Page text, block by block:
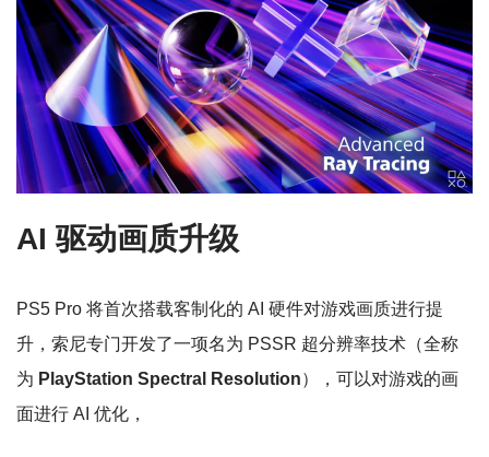
AI 驱动画质升级
PS5 Pro 将首次搭载客制化的 AI 硬件对游戏画质进行提
升，索尼专门开发了一项名为 PSSR 超分辨率技术（全称
为 PlayStation Spectral Resolution），可以对游戏的画
面进行 AI 优化，